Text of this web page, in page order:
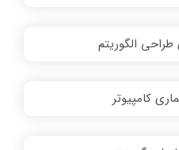
الگوریتم
کامپیوتر